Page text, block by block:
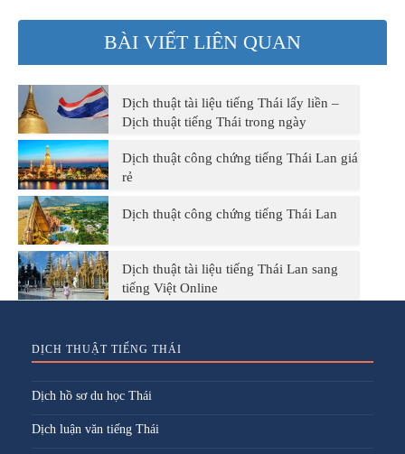
BÀI VIẾT LIÊN QUAN
Dịch thuật tài liệu tiếng Thái lấy liền –
Dịch thuật tiếng Thái trong ngày
Dịch thuật công chứng tiếng Thái Lan giá
rẻ
Dịch thuật công chứng tiếng Thái Lan
Dịch thuật tài liệu tiếng Thái Lan sang
tiếng Việt Online
DỊCH THUẬT TIẾNG THÁI
Dịch hồ sơ du học Thái
Dịch luận văn tiếng Thái